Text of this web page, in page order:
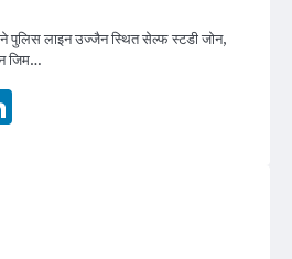
ने पुलिस लाइन उज्जैन स्थित सेल्फ स्टडी जोन,
जिम…